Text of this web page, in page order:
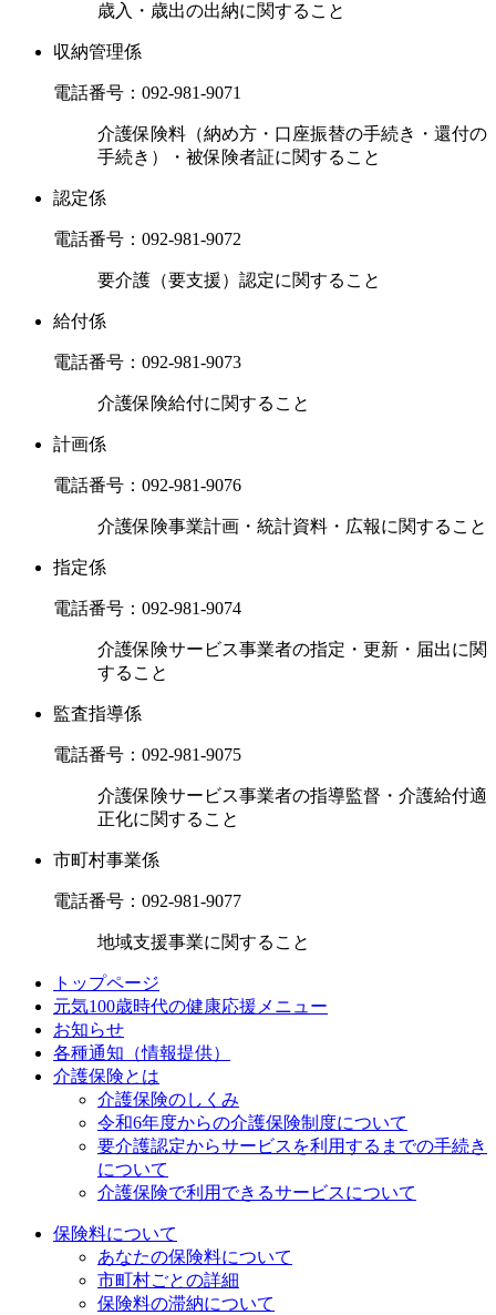
歳入・歳出の出納に関すること
収納管理係
電話番号： 092-981-9071
介護保険料（納め方・口座振替の手続き・還付の
手続き）・被保険者証に関すること
認定係
電話番号： 092-981-9072
要介護（要支援）認定に関すること
給付係
電話番号： 092-981-9073
介護保険給付に関すること
計画係
電話番号： 092-981-9076
介護保険事業計画・統計資料・広報に関すること
指定係
電話番号： 092-981-9074
介護保険サービス事業者の指定・更新・届出に関
すること
監査指導係
電話番号： 092-981-9075
介護保険サービス事業者の指導監督・介護給付適
正化に関すること
市町村事業係
電話番号： 092-981-9077
地域支援事業に関すること
トップページ
元気100歳時代の健康応援メニュー
お知らせ
各種通知（情報提供）
介護保険とは
介護保険のしくみ
令和6年度からの介護保険制度について
要介護認定からサービスを利用するまでの⼿続き
について
介護保険で利用できるサービスについて
保険料について
あなたの保険料について
市町村ごとの詳細
保険料の滞納について